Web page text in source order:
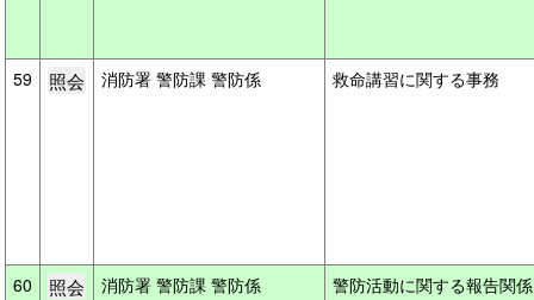
59 消防署 警防課 警防係 救命講習に関する事務
60 消防署 警防課 警防係 警防活動に関する報告関